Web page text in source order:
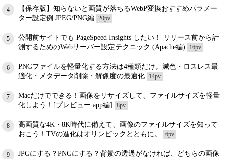
4
【保存版】知らないと画質が落ちるWebP変換おすすめパラメー
ター設定例 JPEG/PNG編 20pv
5
公開前サイトでも PageSpeed Insights したい！ リリース前から計
測するためのWebサーバー設定テクニック (Apache編)
16pv
6
PNGファイルを軽量化する方法は4種類だけ。減色・ロスレス最
適化・メタデータ削除・解像度の最適化
14pv
7
Macだけでできる！画像をリサイズして、ファイルサイズを軽量
化しよう！[プレビュー.app編]
8pv
8
高画質な4K・8K時代に備えて、画像のファイルサイズを知って
おこう！TVの進化はオリンピックとともに。
6pv
9
JPGにする？PNGにする？背景の透過がなければ、どちらの画像